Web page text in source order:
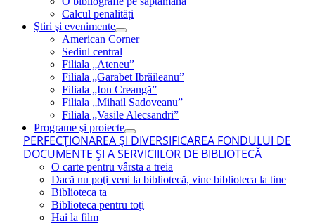
Calcul penalități
Ştiri şi evenimente
American Corner
Sediul central
Filiala „Ateneu”
Filiala „Garabet Ibrăileanu”
Filiala „Ion Creangă”
Filiala „Mihail Sadoveanu”
Filiala „Vasile Alecsandri”
Programe şi proiecte
PERFECŢIONAREA ŞI DIVERSIFICAREA FONDULUI DE
DOCUMENTE ŞI A SERVICIILOR DE BIBLIOTECĂ
O carte pentru vârsta a treia
Dacă nu poţi veni la bibliotecă, vine biblioteca la tine
Biblioteca ta
Biblioteca pentru toţi
Hai la film